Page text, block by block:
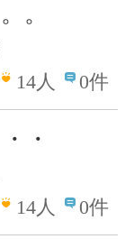
。
14人 0件
・
14人 0件